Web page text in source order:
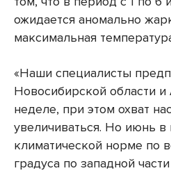
ожидается аномально
максимальная
«Наши специалисты
Новосибирской области
неделе, при этом охват
увеличиваться. Но июнь
климатической норме по
градуса по западной